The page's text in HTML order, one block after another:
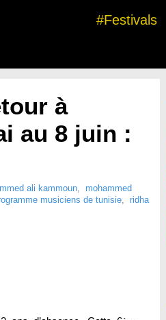
#Festivals
à
au 8 juin :
ali kammoun, mohammed
musiciens de tunisie, ridha